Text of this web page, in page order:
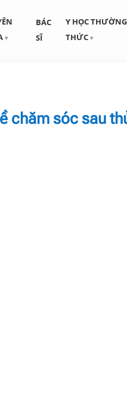
BÁC
SĨ
Y HỌC THƯỜNG
THỨC
chăm sóc sau